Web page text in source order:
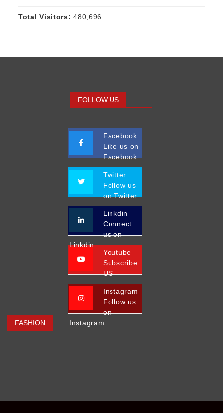
Total Visitors:480,696
FASHION
FOLLOW US
Facebook
Like us on
Facebook
Twitter
Follow us
on Twitter
Linkdin
Connect
us on
Linkdin
Youtube
Subscribe
US
Instagram
Follow us
on
Instagram